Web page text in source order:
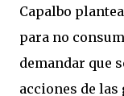
Capalbo
para no
demandar que
acciones de las